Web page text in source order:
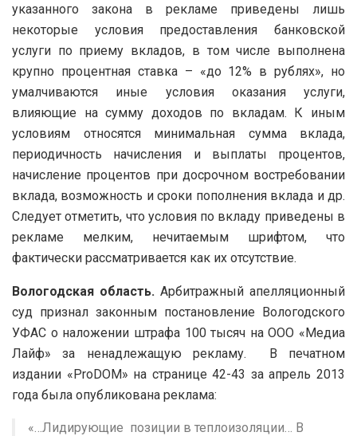
указанного закона в рекламе приведены лишь
некоторые условия предоставления банковской
услуги по приему вкладов, в том числе выполнена
крупно процентная ставка – «до 12% в рублях», но
умалчиваются иные условия оказания услуги,
влияющие на сумму доходов по вкладам. К иным
условиям относятся минимальная сумма вклада,
периодичность начисления и выплаты процентов,
начисление процентов при досрочном востребовании
вклада, возможность и сроки пополнения вклада и др.
Следует отметить, что условия по вкладу приведены в
рекламе мелким, нечитаемым шрифтом, что
фактически рассматривается как их отсутствие.
Вологодская область. Арбитражный апелляционный
суд признал законным постановление Вологодского
УФАС о наложении штрафа 100 тысяч на ООО «Медиа
Лайф» за ненадлежащую рекламу. В печатном
издании «ProDOM» на странице 42-43 за апрель 2013
года была опубликована реклама:
«…Лидирующие позиции в теплоизоляции… В